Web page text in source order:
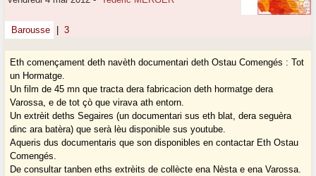
Barousse 3
Eth començament deth navèth documentari deth Ostau Comengés : Tot
un Hormatge.
Un film de 45 mn que tracta dera fabricacion deth hormatge dera
Varossa, e de tot çò que virava ath entorn.
Un extrèit deths Segaires (un documentari sus eth blat, dera seguèra
dinc ara batèra) que serà lèu disponible sus youtube.
Aqueris dus documentaris que son disponibles en contactar Eth Ostau
Comengés.
De consultar tanben eths extrèits de collècte ena Nèsta e ena Varossa.